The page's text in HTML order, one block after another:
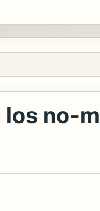
los no-